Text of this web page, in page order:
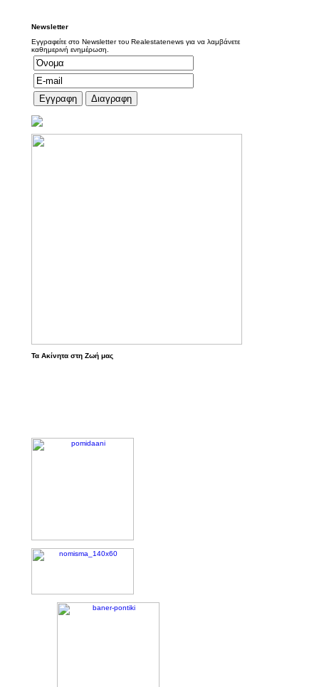
Newsletter
Εγγραφείτε στο Newsletter του Realestatenews για να λαμβάνετε
καθημερινή ενημέρωση.
Τα Ακίνητα στη Ζωή μας